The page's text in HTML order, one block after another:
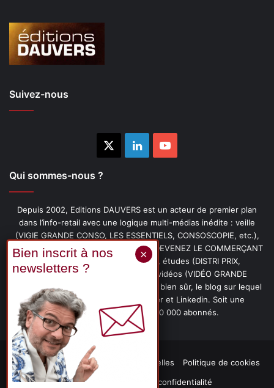
Suivez-nous
LinkedinYouTube
Qui sommes-nous ?
Depuis 2002, Editions DAUVERS est un acteur de premier plan
dans l’info-retail avec une logique multi-médias inédite : veille
(VIGIE GRANDE CONSO, LES ESSENTIELS, CONSOSCOPIE, etc.),
livres (PENSER-CLIENT, IMAGE-PRIX, DEVENEZ LE COMMERÇANT
PRÉFÉRÉ DE VOS CLIENTS, etc.), études (DISTRI PRIX,
PROMOFLASH, DRIVE INSIGHTS), vidéos (VIDÉO GRANDE
CONSO), podcasts (CAFÉ CONSO) et, bien sûr, le blog sur lequel
vous êtes, ainsi que les fils Twitter et Linkedin. Soit une
communauté de plus de 150 000 abonnés.
Mentions légales Données personnelles
Politique de cookies
Contact
Déclaration de confidentialité